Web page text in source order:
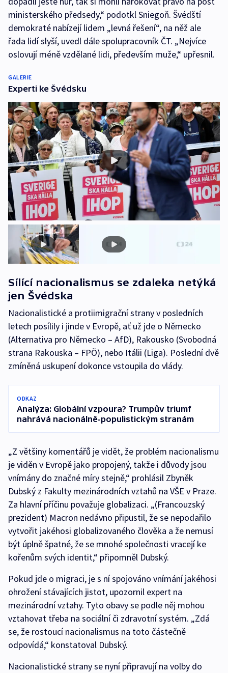
ministerského předsedy,“ podotkl Sniegoň. Švédští
demokraté nabízejí lidem „levná řešení“, na něž ale
řada lidí slyší, uvedl dále spolupracovník ČT. „Nejvíce
oslovují méně vzdělané lidi, především muže,“ upřesnil.
GALERIE
Experti ke Švédsku
Sílící nacionalismus se zdaleka netýká
jen Švédska
Nacionalistické a protiimigrační strany v posledních
letech posílily i jinde v Evropě, ať už jde o Německo
(Alternativa pro Německo – AfD), Rakousko (Svobodná
strana Rakouska – FPÖ), nebo Itálii (Liga). Poslední dvě
zmíněná uskupení dokonce vstoupila do vlády.
ODKAZ
Analýza: Globální vzpoura? Trumpův triumf
nahrává nacionálně-populistickým stranám
„Z většiny komentářů je vidět, že problém nacionalismu
je viděn v Evropě jako propojený, takže i důvody jsou
vnímány do značné míry stejně,“ prohlásil Zbyněk
Dubský z Fakulty mezinárodních vztahů na VŠE v Praze.
Za hlavní příčinu považuje globalizaci. „(Francouzský
prezident) Macron nedávno připustil, že se nepodařilo
vytvořit jakéhosi globalizovaného člověka a že nemusí
být úplně špatné, že se mnohé společnosti vracejí ke
kořenům svých identit,“ připomněl Dubský.
Pokud jde o migraci, je s ní spojováno vnímání jakéhosi
ohrožení stávajících jistot, upozornil expert na
mezinárodní vztahy. Tyto obavy se podle něj mohou
vztahovat třeba na sociální či zdravotní systém. „Zdá
se, že rostoucí nacionalismus na toto částečně
odpovídá,“ konstatoval Dubský.
Nacionalistické strany se nyní připravují na volby do